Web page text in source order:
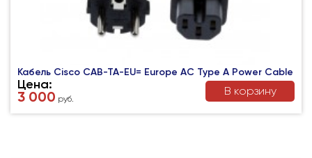
Кабель Cisco CAB-TA-EU= Europe AC Type A Power Cable
Цена:
3 000 руб.
В корзину